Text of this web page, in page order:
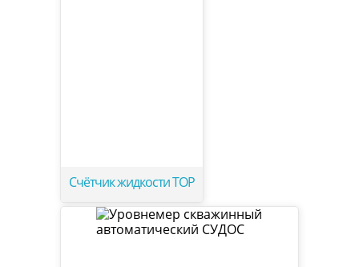
Счётчик жидкости ТОР